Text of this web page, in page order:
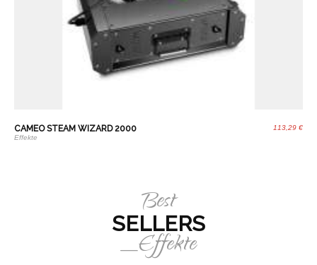
113,29 €
CAMEO STEAM WIZARD 2000
Effekte
Best
SELLERS
_Effekte